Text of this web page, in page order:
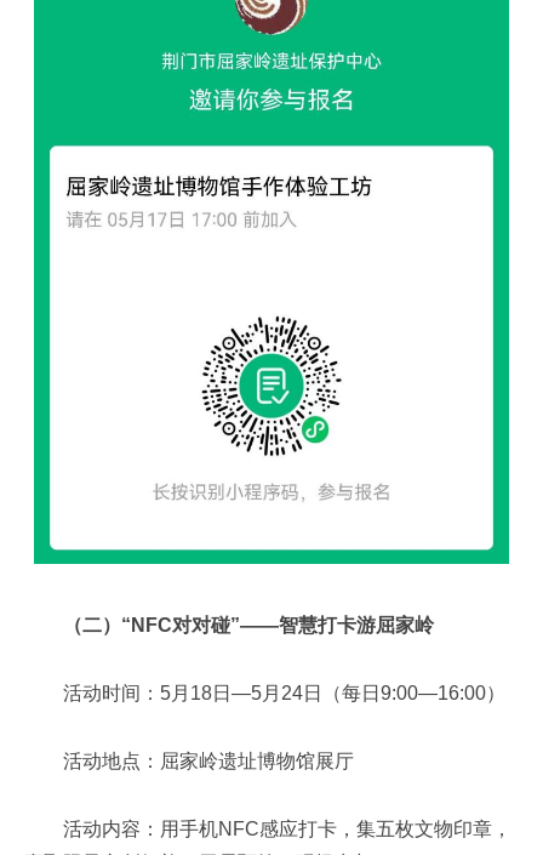
（二）“NFC对对碰”——智慧打卡游屈家岭
活动时间：5月18日—5月24日（每日9:00—16:00）
活动地点：屈家岭遗址博物馆展厅
活动内容：用手机NFC感应打卡，集五枚文物印章，